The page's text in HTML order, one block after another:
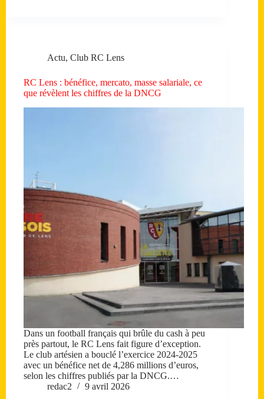
Actu, Club RC Lens
RC Lens : bénéfice, mercato, masse salariale, ce
que révèlent les chiffres de la DNCG
Dans un football français qui brûle du cash à peu
près partout, le RC Lens fait figure d’exception.
Le club artésien a bouclé l’exercice 2024-2025
avec un bénéfice net de 4,286 millions d’euros,
selon les chiffres publiés par la DNCG.…
redac2
9 avril 2026